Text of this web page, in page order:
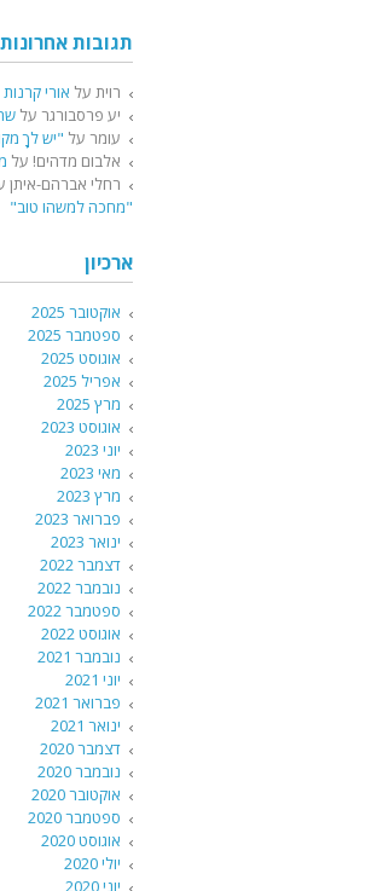
תגובות אחרונות
רוית על אורי
יע פרסבורגר על
עומר על "יש לךָ
אלבום מדהים! על
רחלי אברהם-איתן
"מחכה למשהו טוב"
ארכיון
אוקטובר 2025
ספטמבר 2025
אוגוסט 2025
אפריל 2025
מרץ 2025
אוגוסט 2023
יוני 2023
מאי 2023
מרץ 2023
פברואר 2023
ינואר 2023
דצמבר 2022
נובמבר 2022
ספטמבר 2022
אוגוסט 2022
נובמבר 2021
יוני 2021
פברואר 2021
ינואר 2021
דצמבר 2020
נובמבר 2020
אוקטובר 2020
ספטמבר 2020
אוגוסט 2020
יולי 2020
יוני 2020